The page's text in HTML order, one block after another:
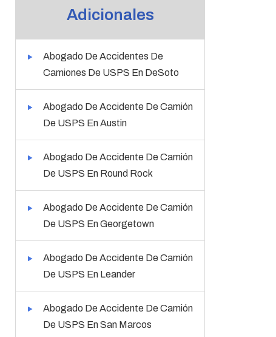
Adicionales
Abogado De Accidentes De
Camiones De USPS En DeSoto
Abogado De Accidente De Camión
De USPS En Austin
Abogado De Accidente De Camión
De USPS En Round Rock
Abogado De Accidente De Camión
De USPS En Georgetown
Abogado De Accidente De Camión
De USPS En Leander
Abogado De Accidente De Camión
De USPS En San Marcos